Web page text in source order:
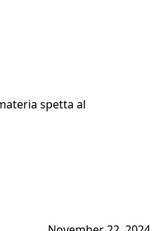
spetta al